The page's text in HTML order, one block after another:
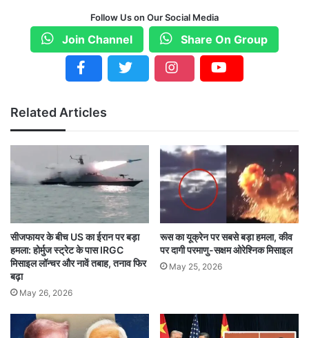
बड़ा मुद्दा बन गया है। सरकार ने कहा कि अगर इस मुश्किल
समय में भेड़ें खरीदी जाती हैं, तो इसका नुकसान देश के गरीब
हिस्से को होगा, खासकर उन परिवारों को जिनकी आय
डॉलर है, जो कि एक भेड़ की कीमत से कम हो सकती है।
चारागाहों की कमी से भेड़ो की संख्या में गिरावट
मोरक्को पिछले छह साल से सूखा झेल रहा है, जिससे
मुद्रास्फीति बढ़ी है और भेड़ों की कीमतें चढ़ी हैं। इस साल
बारिश भी पिछले 30 वर्षों के औसत से 53% कम हुई है,
जिससे चरागाहों की कमी हो गई है और भेड़ों की संख्या में
गिरावट आई है। सरकार ने इस समस्या का समाधान करने
और रोमानिया से भेड़ों का आयात भी किया है। यह पहला
Follow Us on Our Social Media
Join Channel Share On Group
Related Articles
सीजफायर के बीच US का ईरान पर बड़ा
हमला: होर्मुज स्ट्रेट के पास IRGC
मिसाइल लॉन्चर और नावें तबाह, तनाव फिर
बढ़ा
May 26, 2026
रूस का यूक्रेन पर सबसे बड़ा हमला, कीव
पर दागी परमाणु-सक्षम ओरेश्निक मिसाइल
May 25, 2026